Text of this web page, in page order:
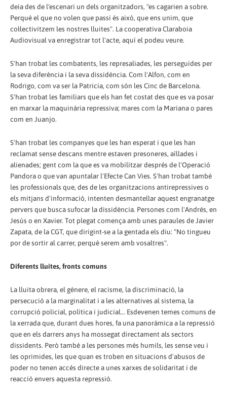
deia des de l'escenari un dels organitzadors, "es cagarien a sobre.
Perquè el que no volen que passi és això, que ens unim, que
col·lectivitzem les nostres lluites". La cooperativa Claraboia
Audiovisual va enregistrar tot l'acte, aquí el podeu veure.
S'han trobat les combatents, les represaliades, les perseguides per
la seva diferència i la seva dissidència. Com l'Alfon, com en
Rodrigo, com va ser la Patricia, com són les Cinc de Barcelona.
S'han trobat les familiars que els han fet costat des que es va posar
en marxar la maquinària repressiva; mares com la Mariana o pares
com en Juanjo.
S'han trobat les companyes que les han esperat i que les han
reclamat sense descans mentre estaven presoneres, aïllades i
alienades; gent com la que es va mobilitzar després de l'Operació
Pandora o que van apuntalar l'Efecte Can Vies. S'han trobat també
les professionals que, des de les organitzacions antirepressives o
els mitjans d'informació, intenten desmantellar aquest engranatge
pervers que busca sufocar la dissidència. Persones com l'Andrés, en
Jesús o en Xavier. Tot plegat comença amb unes paraules de Javier
Zapata, de la CGT, que dirigint-se a la gentada els diu: "No tingueu
por de sortir al carrer, perquè serem amb vosaltres".
Diferents lluites, fronts comuns
La lluita obrera, el gènere, el racisme, la discriminació, la
persecució a la marginalitat i a les alternatives al sistema, la
corrupció policial, política i judicial... Esdevenen temes comuns de
la xerrada que, durant dues hores, fa una panoràmica a la repressió
que en els darrers anys ha mossegat directament als sectors
dissidents. Però també a les persones més humils, les sense veu i
les oprimides, les que quan es troben en situacions d'abusos de
poder no tenen accés directe a unes xarxes de solidaritat i de
reacció envers aquesta repressió.